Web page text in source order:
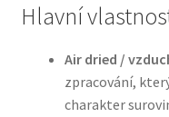
přírodními
Happy Dog —
Hill’s pro psy
Hlavní
Air dried /
zpracování,
charakter